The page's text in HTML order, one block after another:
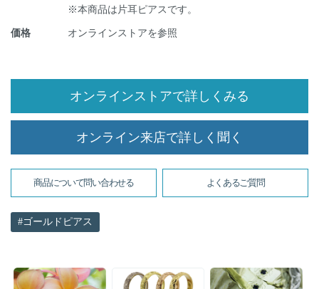
※本商品は片耳ピアスです。
価格 オンラインストアを参照
オンラインストアで詳しくみる
オンライン来店で詳しく聞く
商品について問い合わせる よくあるご質問
ゴールドピアス